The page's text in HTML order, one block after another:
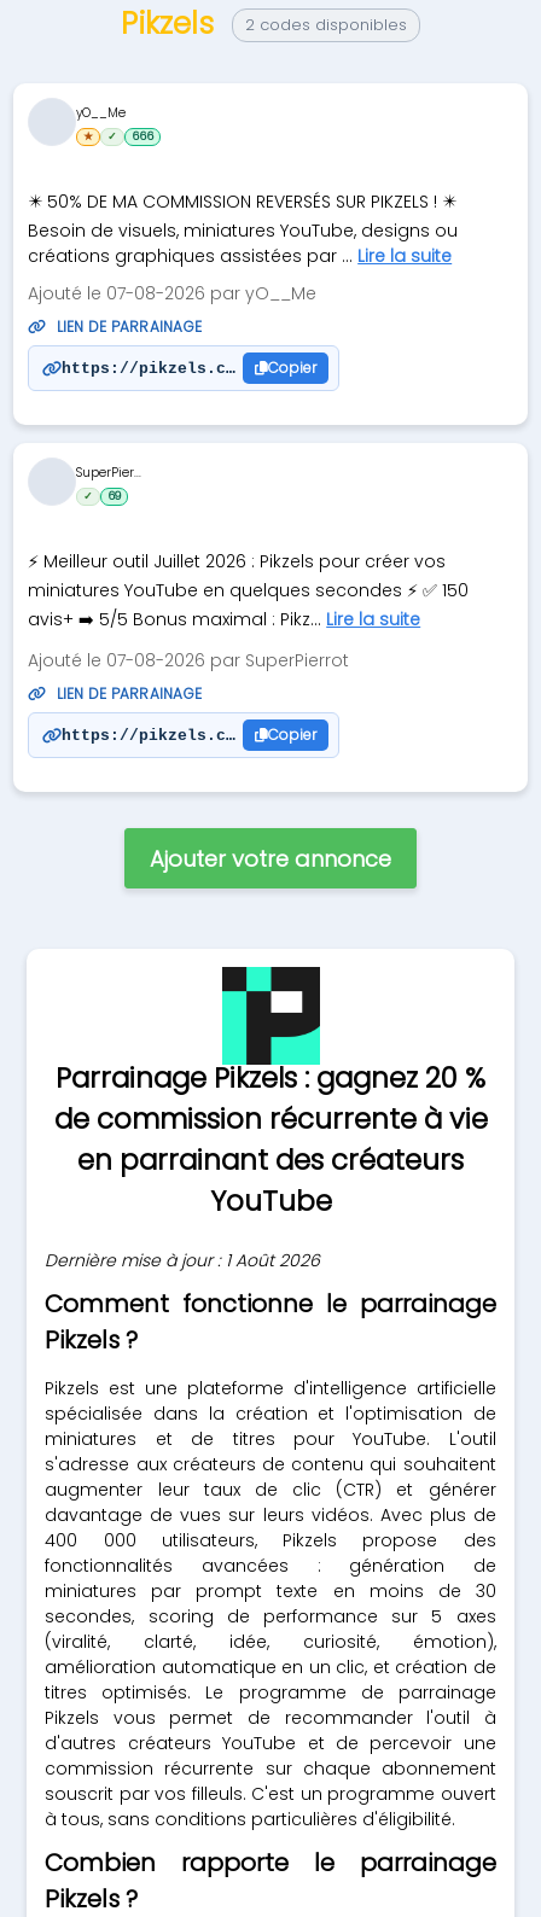
Pikzels
2 codes disponibles
✴️ 50% DE MA COMMISSION REVERSÉS SUR PIKZELS ! ✴️
Besoin de visuels, miniatures YouTube, designs ou
créations graphiques assistées par ... Lire la suite
Ajouté le 07-08-2026 par yO__Me
LIEN DE PARRAINAGE
https://pikzels.com?via=q7jr86
Copier
yO__Me
★ ✓ 666
⚡ Meilleur outil Juillet 2026 : Pikzels pour créer vos
miniatures YouTube en quelques secondes ⚡ ✅ 150
avis+ ➡️ 5/5 Bonus maximal : Pikz... Lire la suite
Ajouté le 07-08-2026 par SuperPierrot
LIEN DE PARRAINAGE
https://pikzels.com/?via=superpierrot
Copier
SuperPier...
✓ 69
Ajouter votre annonce
Parrainage Pikzels : gagnez 20 %
de commission récurrente à vie
en parrainant des créateurs
YouTube
Dernière mise à jour : 1 Août 2026
Comment fonctionne le parrainage
Pikzels ?
Pikzels est une plateforme d'intelligence artificielle
spécialisée dans la création et l'optimisation de
miniatures et de titres pour YouTube. L'outil
s'adresse aux créateurs de contenu qui souhaitent
augmenter leur taux de clic (CTR) et générer
davantage de vues sur leurs vidéos. Avec plus de
400 000 utilisateurs, Pikzels propose des
fonctionnalités avancées : génération de
miniatures par prompt texte en moins de 30
secondes, scoring de performance sur 5 axes
(viralité, clarté, idée, curiosité, émotion),
amélioration automatique en un clic, et création de
titres optimisés. Le programme de parrainage
Pikzels vous permet de recommander l'outil à
d'autres créateurs YouTube et de percevoir une
commission récurrente sur chaque abonnement
souscrit par vos filleuls. C'est un programme ouvert
à tous, sans conditions particulières d'éligibilité.
Combien rapporte le parrainage
Pikzels ?